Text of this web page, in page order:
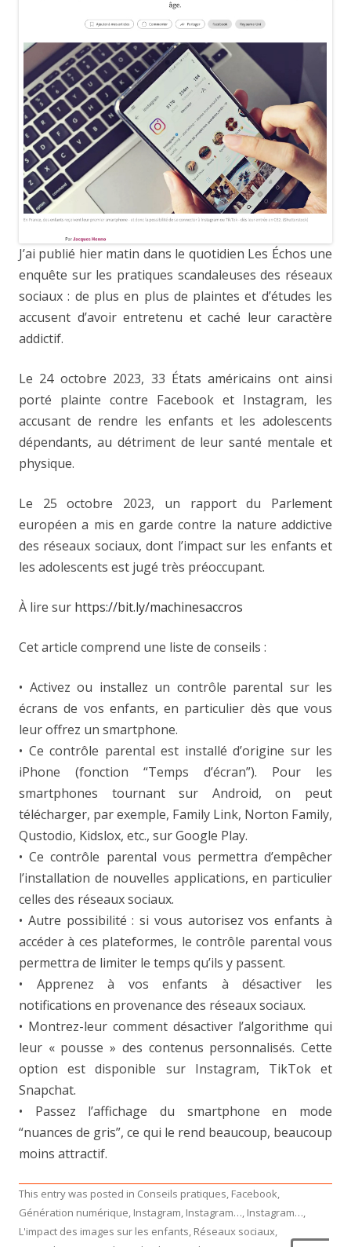
J’ai publié hier matin dans le quotidien Les Échos une
enquête sur les pratiques scandaleuses des réseaux
sociaux : de plus en plus de plaintes et d’études les
accusent d’avoir entretenu et caché leur caractère
addictif.
Le 24 octobre 2023, 33 États américains ont ainsi
porté plainte contre Facebook et Instagram, les
accusant de rendre les enfants et les adolescents
dépendants, au détriment de leur santé mentale et
physique.
Le 25 octobre 2023, un rapport du Parlement
européen a mis en garde contre la nature addictive
des réseaux sociaux, dont l’impact sur les enfants et
les adolescents est jugé très préoccupant.
À lire sur https://bit.ly/machinesaccros
Cet article comprend une liste de conseils :
• Activez ou installez un contrôle parental sur les
écrans de vos enfants, en particulier dès que vous
leur offrez un smartphone.
• Ce contrôle parental est installé d’origine sur les
iPhone (fonction “Temps d’écran”). Pour les
smartphones tournant sur Android, on peut
télécharger, par exemple, Family Link, Norton Family,
Qustodio, Kidslox, etc., sur Google Play.
• Ce contrôle parental vous permettra d’empêcher
l’installation de nouvelles applications, en particulier
celles des réseaux sociaux.
• Autre possibilité : si vous autorisez vos enfants à
accéder à ces plateformes, le contrôle parental vous
permettra de limiter le temps qu’ils y passent.
• Apprenez à vos enfants à désactiver les
notifications en provenance des réseaux sociaux.
• Montrez-leur comment désactiver l’algorithme qui
leur « pousse » des contenus personnalisés. Cette
option est disponible sur Instagram, TikTok et
Snapchat.
• Passez l’affichage du smartphone en mode
“nuances de gris”, ce qui le rend beaucoup, beaucoup
moins attractif.
This entry was posted in Conseils pratiques, Facebook,
Génération numérique, Instagram, Instagram…, Instagram…,
L'impact des images sur les enfants, Réseaux sociaux,